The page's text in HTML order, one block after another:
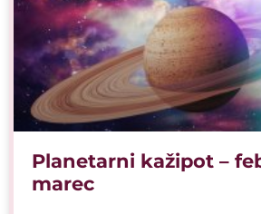
Planetarni kažipot –
marec